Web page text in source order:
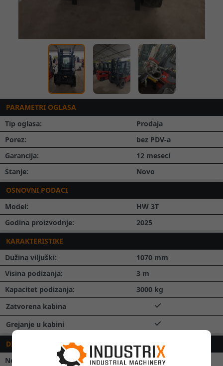
PARAMETRI OGLASA
Tip oglasa:
Prodaja
Porez:
bez PDV-a
Garancija:
12 meseci
Stanje:
Novo
OSNOVNI PODACI
Model:
HW 3T
Godina proizvodnje:
2025
KARAKTERISTIKE
Dužina viljuški:
1070 mm
Visina podizanja:
3 m
Kapacitet podizanja:
3000 kg
Zatvorena kabina
Grejanje u kabini
DIMENZIJE
Neto težina:
3500 kg